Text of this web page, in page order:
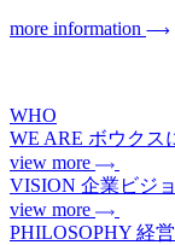
more information
WHO
WE ARE ボウクス
view more
VISION 企業ビジ
view more
PHILOSOPHY 経